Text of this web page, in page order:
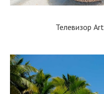
Телевизор